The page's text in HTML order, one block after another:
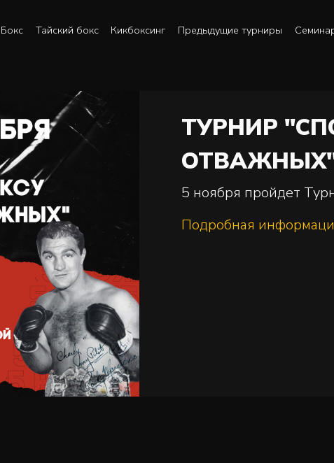
Бокс Тайский бокс Кикбоксинг Предыдущие турниры
ТУРНИР
5 ноября пройдет
Подробная